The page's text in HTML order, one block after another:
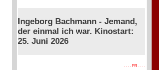
Ingeborg Bachmann - Jemand,
der einmal ich war. Kinostart:
25. Juni 2026
. . . . PR . . . .